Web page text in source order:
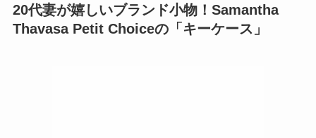
20代妻が嬉しいブランド小物！Samantha
Thavasa Petit Choiceの「キーケース」